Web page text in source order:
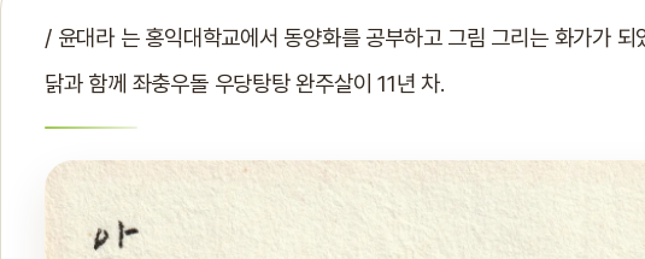
/ 윤대라 는 홍익대학교에서 동양화를 공부하고 그림 그리는 화가가
닭과 함께 좌충우돌 우당탕탕 완주살이 11년 차.